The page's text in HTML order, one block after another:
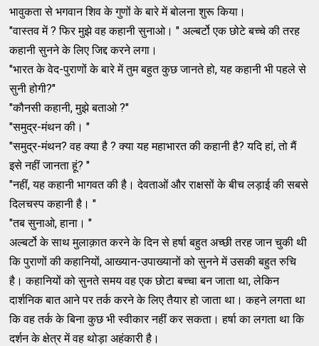
भावुकता से भगवान शिव के गुणों के बारे में बोलना शुरू किया।
"वास्तव में ? फिर मुझे वह कहानी सुनाओ। " अल्बर्टो एक छोटे बच्चे की तरह
कहानी सुनने के लिए जिद्द करने लगा।
"भारत के वेद-पुराणों के बारे में तुम बहुत कुछ जानते हो, यह कहानी भी पहले से
सुनी होगी?"
"कौनसी कहानी, मुझे बताओ ?"
"समुद्र-मंथन की। "
"समुद्र-मंथन? वह क्या है ? क्या यह महाभारत की कहानी है? यदि हां, तो मैं
इसे नहीं जानता हूं? "
"नहीं, यह कहानी भागवत की है। देवताओं और राक्षसों के बीच लड़ाई की सबसे
दिलचस्प कहानी है। "
"तब सुनाओ, हाना। "
अल्बर्टो के साथ मुलाक़ात करने के दिन से हर्षा बहुत अच्छी तरह जान चुकी थी
कि पुराणों की कहानियों, आख्यान-उपाख्यानों को सुनने में उसकी बहुत रुचि
है। कहानियों को सुनते समय वह एक छोटा बच्चा बन जाता था, लेकिन
दार्शनिक बात आने पर तर्क करने के लिए तैयार हो जाता था। कहने लगता था
कि वह तर्क के बिना कुछ भी स्वीकार नहीं कर सकता। हर्षा का लगता था कि
दर्शन के क्षेत्र में वह थोड़ा अहंकारी है।